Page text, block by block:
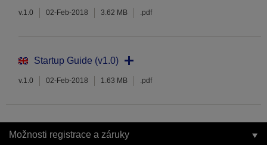
v.1.0 02-Feb-2018 3.62 MB .pdf
Startup Guide (v1.0)
v.1.0 02-Feb-2018 1.63 MB .pdf
Možnosti registrace a záruky